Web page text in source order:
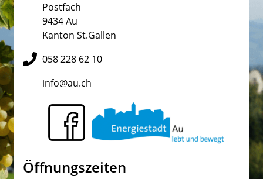
Postfach
9434 Au
Kanton St.Gallen
058 228 62 10
info@au.ch
Öffnungszeiten